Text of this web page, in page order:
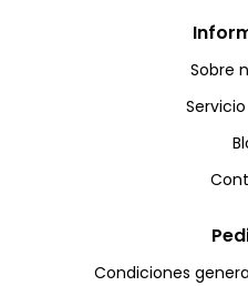
Sobre
Condiciones